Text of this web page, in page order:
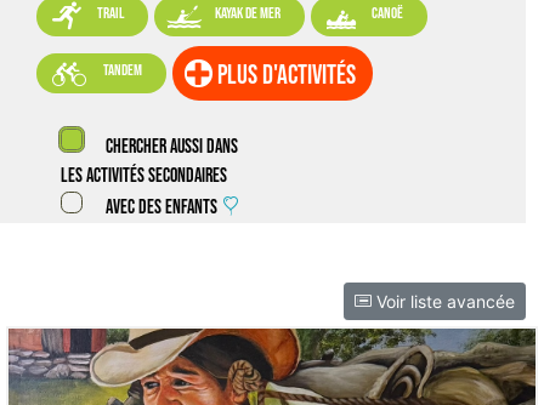
 trail  kayak de mer  canoë
 tandem plus d'activités
Chercher aussi dans
les activités secondaires
Avec des enfants
Voir liste avancée